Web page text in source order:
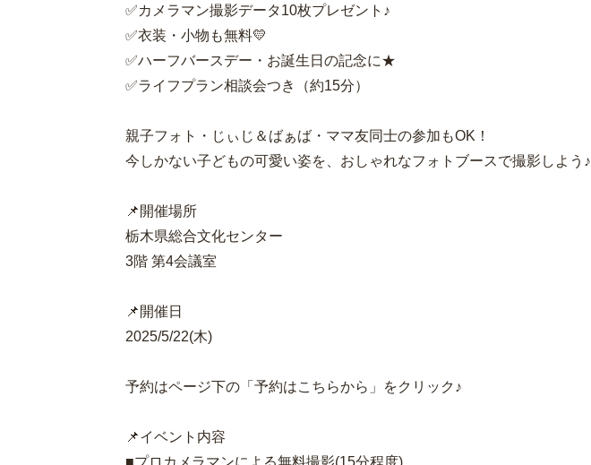
✅カメラマン撮影データ10枚プレゼント♪
✅衣装・小物も無料💛
✅ハーフバースデー・お誕生日の記念に★
✅ライフプラン相談会つき（約15分）
親子フォト・じぃじ＆ばぁば・ママ友同士の参加もOK！
今しかない子どもの可愛い姿を、おしゃれなフォトブースで撮影しよう♪
📌開催場所
栃木県総合文化センター
3階 第4会議室
📌開催日
2025/5/22(木)
予約はページ下の「予約はこちらから」をクリック♪
📌イベント内容
■プロカメラマンによる無料撮影(15分程度)